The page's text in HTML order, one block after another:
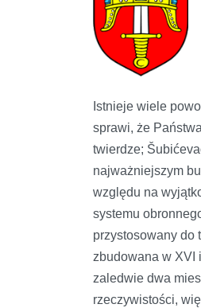
Istnieje wiele
sprawi, że
twierdze;
najważniejszym
względu na
systemu
przystosowany do
zbudowana w XVI
zaledwie dwa
rzeczywistości,